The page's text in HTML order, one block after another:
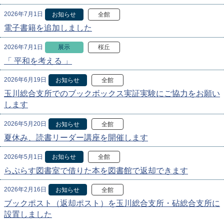
2026年7月1日 お知らせ 全館
電子書籍を追加しました
2026年7月1日 展示 桜丘
「 平和を考える 」
2026年6月19日 お知らせ 全館
玉川総合支所でのブックボックス実証実験にご協力をお願い
します
2026年5月20日 お知らせ 全館
夏休み、読書リーダー講座を開催します
2026年5月1日 お知らせ 全館
らぷらす図書室で借りた本を図書館で返却できます
2026年2月16日 お知らせ 全館
ブックポスト（返却ポスト）を玉川総合支所・砧総合支所に
設置しました